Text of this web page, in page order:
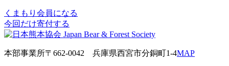
くまもり会員になる
今回だけ寄付する
本部事業所〒662-0042 兵庫県西宮市分銅町1-4MAP